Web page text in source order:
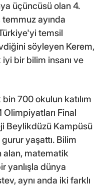
üçüncüsü olan 4.
temmuz ayında
temsil
söyleyen Kerem,
bir bilim insanı ve
700 okulun katılım
Olimpiyatları Final
Beylikdüzü Kampüsü
yaşattı. Bilim
alan, matematik
yanlışla dünya
aynı anda iki farklı